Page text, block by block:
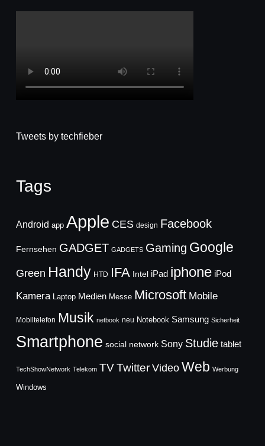
Tweets by techfieber
Tags
Android app Apple CES design Facebook
Fernsehen GADGET GADGETS Gaming Google
Green Handy HTD IFA Intel iPad iphone iPod
Kamera Laptop Medien Messe Microsoft Mobile
Mobiltelefon Musik netbook neu Notebook Samsung Sicherheit
Smartphone social network Sony Studie tablet
TechShowNetwork Telekom TVTwitter Video Web Werbung
Windows